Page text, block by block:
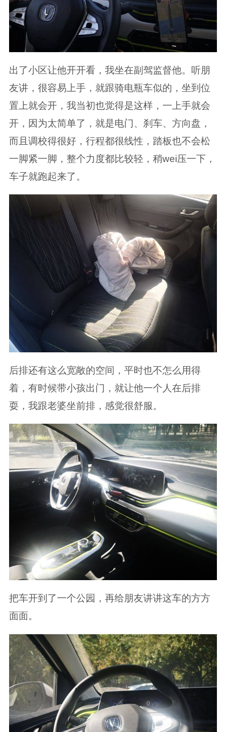
出了小区让他开开看，我坐在副驾监督他。听朋
友讲，很容易上手，就跟骑电瓶车似的，坐到位
置上就会开，我当初也觉得是这样，一上手就会
开，因为太简单了，就是电门、刹车、方向盘，
而且调校得很好，行程都很线性，踏板也不会松
一脚紧一脚，整个力度都比较轻，稍wei压一下，
车子就跑起来了。
后排还有这么宽敞的空间，平时也不怎么用得
着，有时候带小孩出门，就让他一个人在后排
耍，我跟老婆坐前排，感觉很舒服。
把车开到了一个公园，再给朋友讲讲这车的方方
面面。